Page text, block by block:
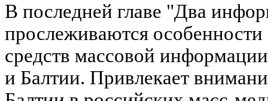
В последней главе "Два
прослеживаются
средств массовой
и Балтии. Привлекает